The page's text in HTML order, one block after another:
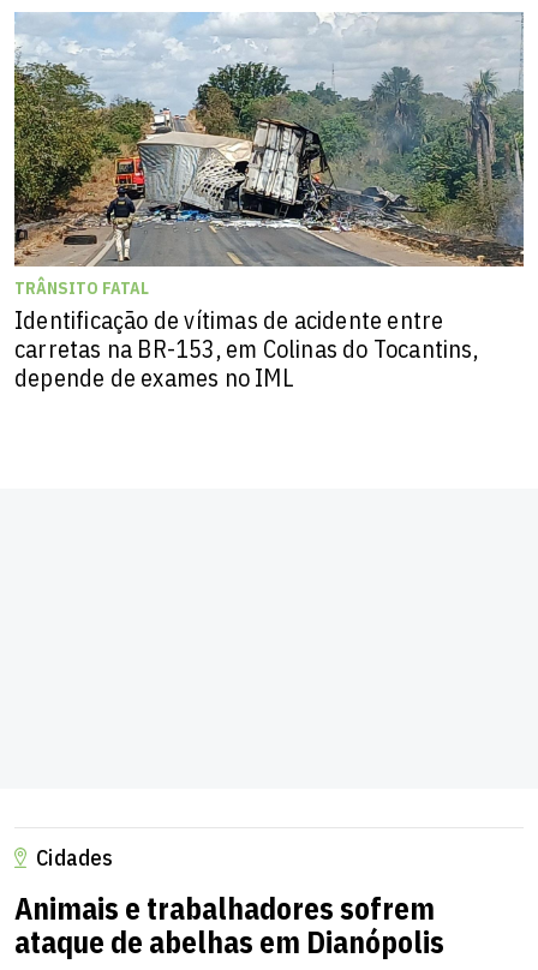
TRÂNSITO FATAL
Identificação de vítimas de acidente entre
carretas na BR-153, em Colinas do Tocantins,
depende de exames no IML
Cidades
Animais e trabalhadores sofrem
ataque de abelhas em Dianópolis